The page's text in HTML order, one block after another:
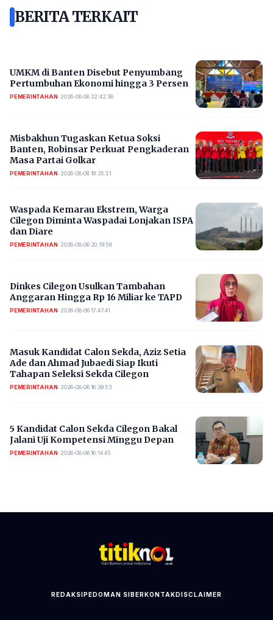
BERITA TERKAIT
UMKM di Banten Disebut Penyumbang
Pertumbuhan Ekonomi hingga 3 Persen
PEMERINTAHAN• 2026-08-08 22:42:38
Misbakhun Tugaskan Ketua Soksi
Banten, Robinsar Perkuat Pengkaderan
Masa Partai Golkar
PEMERINTAHAN• 2026-08-08 19:35:51
Waspada Kemarau Ekstrem, Warga
Cilegon Diminta Waspadai Lonjakan ISPA
dan Diare
PEMERINTAHAN• 2026-08-06 20:19:56
Dinkes Cilegon Usulkan Tambahan
Anggaran Hingga Rp 16 Miliar ke TAPD
PEMERINTAHAN• 2026-08-06 17:47:41
Masuk Kandidat Calon Sekda, Aziz Setia
Ade dan Ahmad Jubaedi Siap Ikuti
Tahapan Seleksi Sekda Cilegon
PEMERINTAHAN• 2026-08-06 16:39:53
5 Kandidat Calon Sekda Cilegon Bakal
Jalani Uji Kompetensi Minggu Depan
PEMERINTAHAN• 2026-08-06 16:14:45
REDAKSIPEDOMAN SIBERKONTAKDISCLAIMER